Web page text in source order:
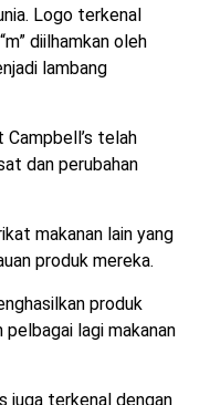
Logo terkenal
diilhamkan oleh
lambang
Campbell’s telah
dan perubahan
makanan lain yang
produk mereka.
produk
pelbagai lagi makanan
juga terkenal dengan